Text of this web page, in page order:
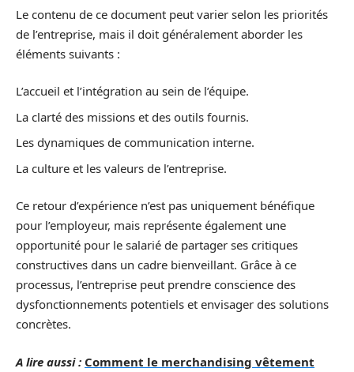
Le contenu de ce document peut varier selon les priorités
de l’entreprise, mais il doit généralement aborder les
éléments suivants :
L’accueil et l’intégration au sein de l’équipe.
La clarté des missions et des outils fournis.
Les dynamiques de communication interne.
La culture et les valeurs de l’entreprise.
Ce retour d’expérience n’est pas uniquement bénéfique
pour l’employeur, mais représente également une
opportunité pour le salarié de partager ses critiques
constructives dans un cadre bienveillant. Grâce à ce
processus, l’entreprise peut prendre conscience des
dysfonctionnements potentiels et envisager des solutions
concrètes.
A lire aussi : Comment le merchandising vêtement